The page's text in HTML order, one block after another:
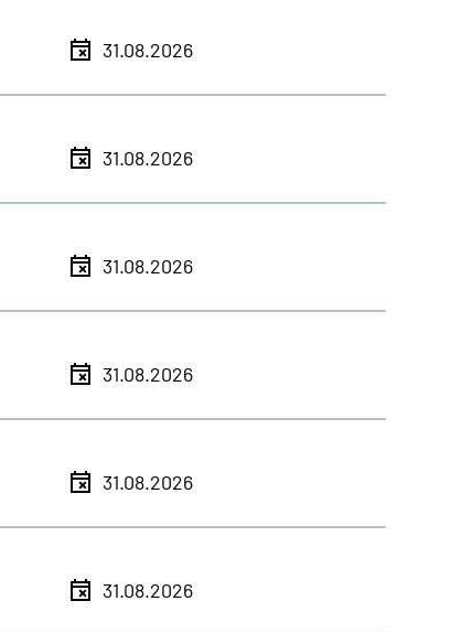
31.08.2026
31.08.2026
31.08.2026
31.08.2026
31.08.2026
31.08.2026